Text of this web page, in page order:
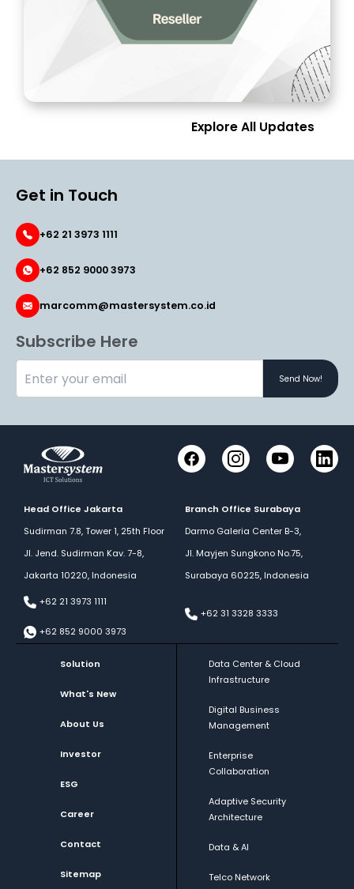
Explore All Updates
Get in Touch
+62 21 3973 1111
+62 852 9000 3973
marcomm@mastersystem.co.id
Subscribe Here
Send Now!
InstagramYouTube
Head Office Jakarta
Sudirman 7.8, Tower 1, 25th Floor
Jl. Jend. Sudirman Kav. 7-8,
Jakarta 10220, Indonesia
+62 21 3973 1111
+62 852 9000 3973
Branch Office Surabaya
Darmo Galeria Center B-3,
Jl. Mayjen Sungkono No.75,
Surabaya 60225, Indonesia
+62 31 3328 3333
Solution
What's New
About Us
Investor
ESG
Career
Contact
Sitemap
Data Center & Cloud
Infrastructure
Digital Business
Management
Enterprise
Collaboration
Adaptive Security
Architecture
Data & AI
Telco Network